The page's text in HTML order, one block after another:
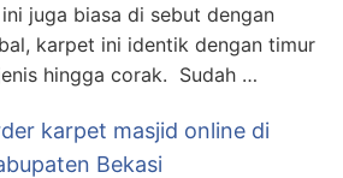
juga biasa di sebut dengan
karpet ini identik dengan timur
hingga corak. Sudah …
karpet masjid online di
Bekasi